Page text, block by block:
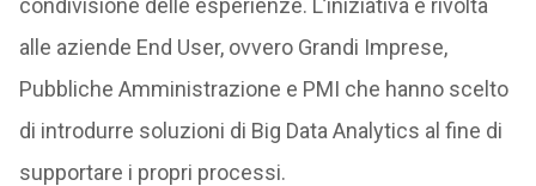
condivisione delle esperienze. L’iniziativa è rivolta
alle aziende End User, ovvero Grandi Imprese,
Pubbliche Amministrazione e PMI che hanno scelto
di introdurre soluzioni di Big Data Analytics al fine di
supportare i propri processi.